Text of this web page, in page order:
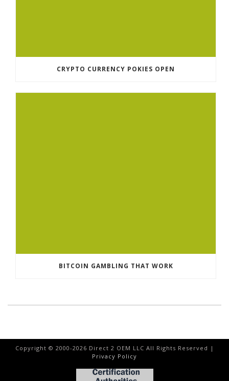
CRYPTO CURRENCY POKIES OPEN
BITCOIN GAMBLING THAT WORK
Copyright © 2000-2026 Direct 2 OEM LLC All Rights Reserved |
Privacy Policy